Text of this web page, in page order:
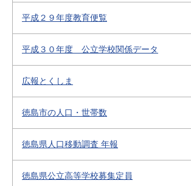
平成２９年度教育便覧
平成３０年度 公立学校関係データ
広報とくしま
徳島市の人口・世帯数
徳島県人口移動調査 年報
徳島県公立高等学校募集定員